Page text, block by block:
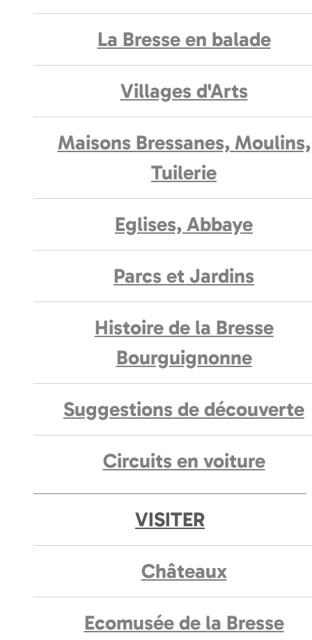
La Bresse en balade
Villages d'Arts
Maisons Bressanes, Moulins,
Tuilerie
Eglises, Abbaye
Parcs et Jardins
Histoire de la Bresse
Bourguignonne
Suggestions de découverte
Circuits en voiture
VISITER
Châteaux
Ecomusée de la Bresse